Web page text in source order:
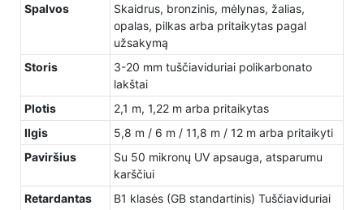
Spalvos
Skaidrus, bronzinis, mėlynas, žalias,
opalas, pilkas arba pritaikytas pagal
užsakymą
Storis
3-20 mm tuščiaviduriai polikarbonato
lakštai
Plotis
2,1 m, 1,22 m arba pritaikytas
Ilgis
5,8 m / 6 m / 11,8 m / 12 m arba pritaikyti
Paviršius
Su 50 mikronų UV apsauga, atsparumu
karščiui
Retardantas
B1 klasės (GB standartinis) Tuščiaviduriai